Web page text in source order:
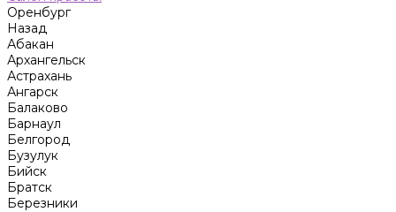
Оренбург
Назад
Абакан
Архангельск
Астрахань
Ангарск
Балаково
Барнаул
Белгород
Бузулук
Бийск
Братск
Березники